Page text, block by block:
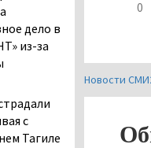
0
Новости
дело в
из-за
с
Тагиле